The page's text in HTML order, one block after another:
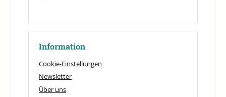
Information
Cookie-Einstellungen
Newsletter
Über uns